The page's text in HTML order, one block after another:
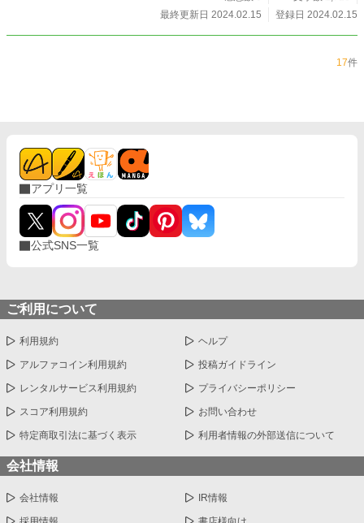
最終更新日 2024.02.15
登録日 2024.02.15
17件
アプリ一覧
公式SNS一覧
ご利用について
利用規約 ヘルプ
アルファコイン利用規約 投稿ガイドライン
レンタルサービス利用規約 プライバシーポリシー
スコア利用規約 お問い合わせ
特定商取引法に基づく表示 利用者情報の外部送信について
会社情報
会社情報 IR情報